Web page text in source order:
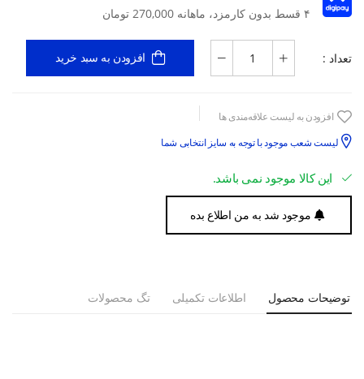
۴ قسط بدون کارمزد، ماهانه 270,000 تومان
تعداد : افزودن به سبد خرید
افزودن به لیست علاقه‌مندی ها
لیست شعب موجود با توجه به سایز انتخابی شما
این کالا موجود نمی باشد.
موجود شد به من اطلاع بده
توضیحات محصول اطلاعات تکمیلی تگ محصولات